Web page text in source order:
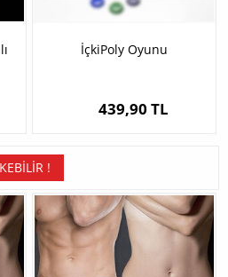
İçkiPoly Oyunu
439,90 TL
!